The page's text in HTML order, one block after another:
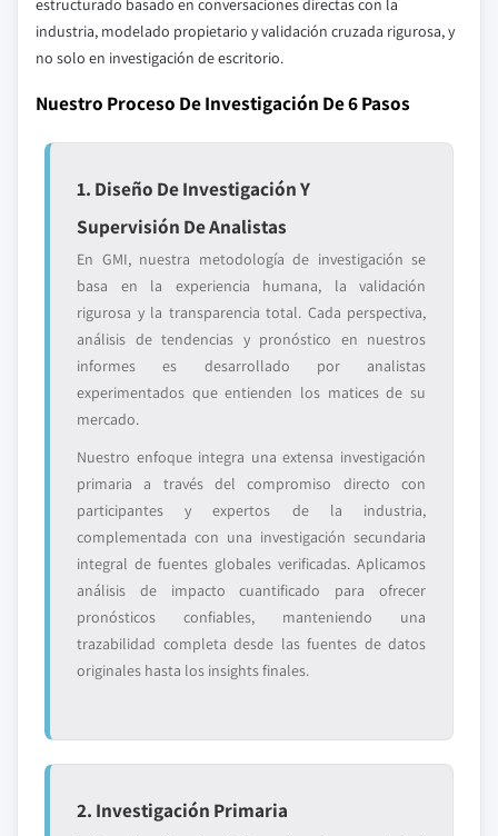
estructurado basado en conversaciones directas con la
industria, modelado propietario y validación cruzada rigurosa, y
no solo en investigación de escritorio.
Nuestro Proceso De Investigación De 6 Pasos
1. Diseño De Investigación Y
Supervisión De Analistas
En GMI, nuestra metodología de investigación se
basa en la experiencia humana, la validación
rigurosa y la transparencia total. Cada perspectiva,
análisis de tendencias y pronóstico en nuestros
informes es desarrollado por analistas
experimentados que entienden los matices de su
mercado.
Nuestro enfoque integra una extensa investigación
primaria a través del compromiso directo con
participantes y expertos de la industria,
complementada con una investigación secundaria
integral de fuentes globales verificadas. Aplicamos
análisis de impacto cuantificado para ofrecer
pronósticos confiables, manteniendo una
trazabilidad completa desde las fuentes de datos
originales hasta los insights finales.
2. Investigación Primaria